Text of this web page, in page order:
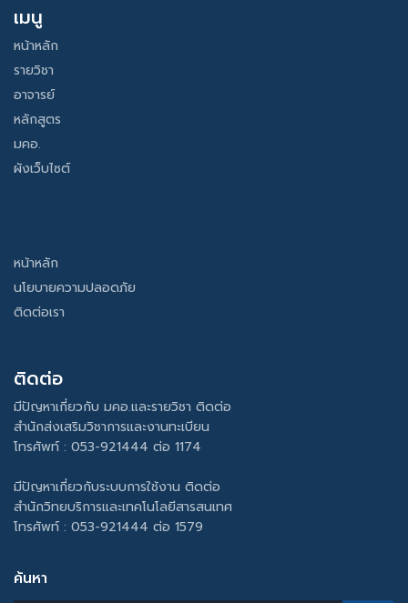
เมนู
หน้าหลัก
รายวิชา
อาจารย์
หลักสูตร
มคอ.
ผังเว็บไซต์
หน้าหลัก
นโยบายความปลอดภัย
ติดต่อเรา
ติดต่อ
มีปัญหาเกี่ยวกับ มคอ.และรายวิชา ติดต่อ
สำนักส่งเสริมวิชาการและงานทะเบียน
โทรศัพท์ : 053-921444 ต่อ 1174
มีปัญหาเกี่ยวกับระบบการใช้งาน ติดต่อ
สำนักวิทยบริการและเทคโนโลยีสารสนเทศ
โทรศัพท์ : 053-921444 ต่อ 1579
ค้นหา